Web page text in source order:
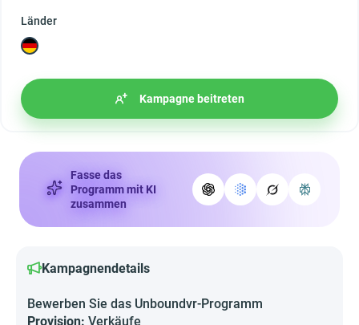
Länder
Kampagne beitreten
Fasse das
Programm mit KI
zusammen
Kampagnendetails
Bewerben Sie das Unboundvr-Programm
Provision: Verkäufe